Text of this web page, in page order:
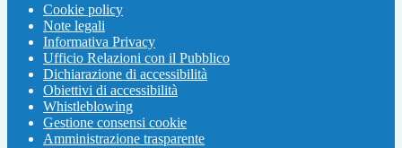
Cookie policy
Note legali
Informativa Privacy
Ufficio Relazioni con il Pubblico
Dichiarazione di accessibilità
Obiettivi di accessibilità
Whistleblowing
Gestione consensi cookie
Amministrazione trasparente